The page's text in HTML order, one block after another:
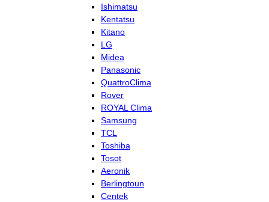
Ishimatsu
Kentatsu
Kitano
LG
Midea
Panasonic
QuattroClima
Rover
ROYAL Clima
Samsung
TCL
Toshiba
Tosot
Aeronik
Berlingtoun
Centek